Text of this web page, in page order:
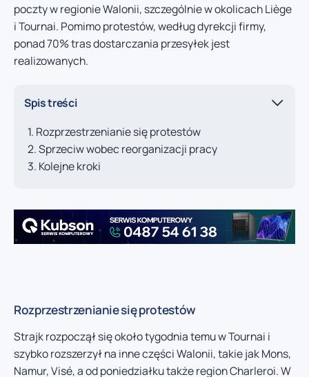
poczty w regionie Walonii, szczególnie w okolicach Liège
i Tournai. Pomimo protestów, według dyrekcji firmy,
ponad 70% tras dostarczania przesyłek jest
realizowanych.
Spis treści
Rozprzestrzenianie się protestów
Sprzeciw wobec reorganizacji pracy
Kolejne kroki
Rozprzestrzenianie się protestów
Strajk rozpoczął się około tygodnia temu w Tournai i
szybko rozszerzył na inne części Walonii, takie jak Mons,
Namur, Visé, a od poniedziałku także region Charleroi. W